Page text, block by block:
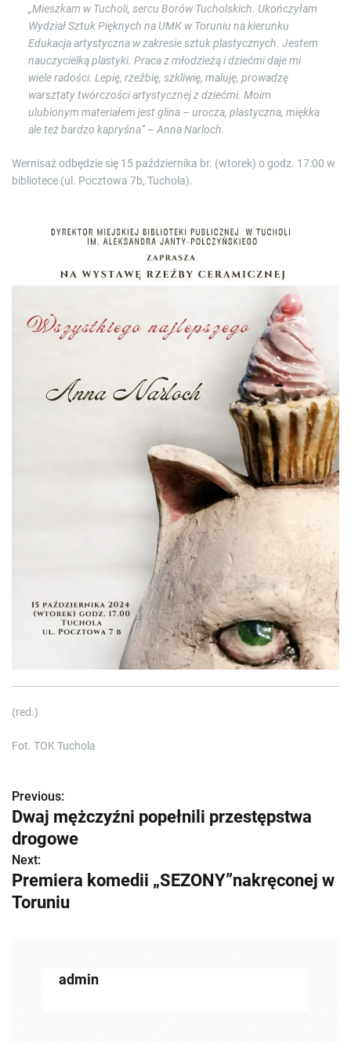
„Mieszkam w Tucholi, sercu Borów Tucholskich. Ukończyłam
Wydział Sztuk Pięknych na UMK w Toruniu na kierunku
Edukacja artystyczna w zakresie sztuk plastycznych. Jestem
nauczycielką plastyki. Praca z młodzieżą i dziećmi daje mi
wiele radości. Lepię, rzeźbię, szkliwię, maluję, prowadzę
warsztaty twórczości artystycznej z dziećmi. Moim
ulubionym materiałem jest glina – urocza, plastyczna, miękka
ale też bardzo kapryśna” – Anna Narloch.
Wernisaż odbędzie się 15 października br. (wtorek) o godz. 17:00 w
bibliotece (ul. Pocztowa 7b, Tuchola).
(red.)
Fot. TOK Tuchola
Z
o
b
a
Previous:
Dwaj mężczyźni popełnili przestępstwa
drogowe
Next:
Premiera komedii „SEZONY”nakręconej w
Toruniu
admin